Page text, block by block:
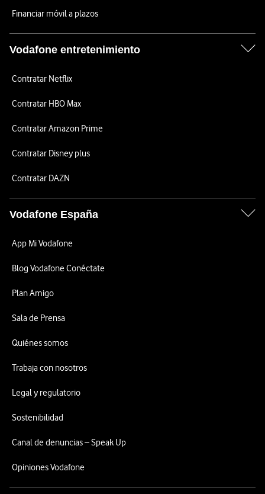
Financiar móvil a plazos
Vodafone entretenimiento
Contratar Netflix
Contratar HBO Max
Contratar Amazon Prime
Contratar Disney plus
Contratar DAZN
Vodafone España
App Mi Vodafone
Blog Vodafone Conéctate
Plan Amigo
Sala de Prensa
Quiénes somos
Trabaja con nosotros
Legal y regulatorio
Sostenibilidad
Canal de denuncias – Speak Up
Opiniones Vodafone